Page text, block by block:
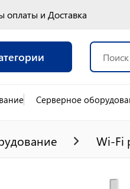
оплаты и Доставка
Серверное
Wi-Fi